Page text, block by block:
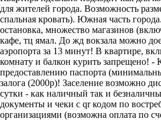
для жителей города. Возможность
спальная кровать). Южная часть
остановка, множество магазинов
кафе, тц ямал. До жд вокзала можно
аэропорта за 13 минут! В квартире,
комнату и балкон курить запрещено! -
предоставлению паспорта
залога (2000р)! Заселение возможно
сутки - как наличный так и
документы и чеки с qr кодом по
организациями (возможна оплата по